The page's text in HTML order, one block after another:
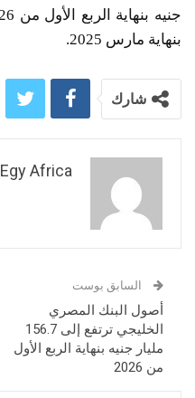
بنهاية مارس 2025.
شارك
Egy Africa
السابق بوست
أصول البنك المصري
الخليجي ترتفع إلى 156.7
مليار جنيه بنهاية الربع الأول
من 2026